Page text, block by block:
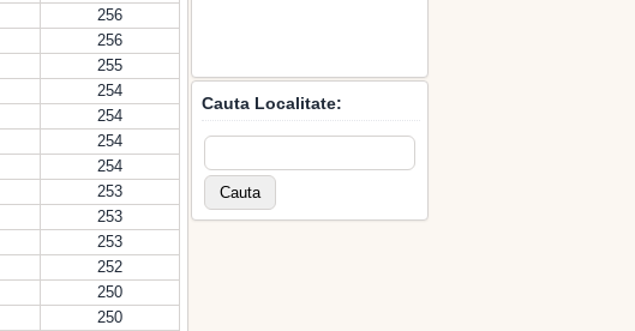
256
256
255
254
254
254
254
253
253
253
252
250
250
Cauta Localitate: